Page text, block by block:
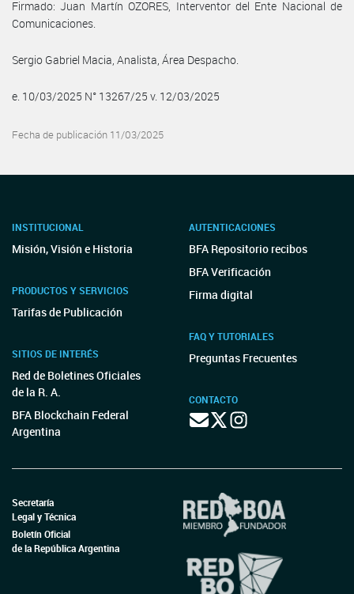
Firmado: Juan Martín OZORES, Interventor del Ente Nacional de
Comunicaciones.
Sergio Gabriel Macia, Analista, Área Despacho.
e. 10/03/2025 N° 13267/25 v. 12/03/2025
Fecha de publicación 11/03/2025
INSTITUCIONAL
Misión, Visión e Historia
PRODUCTOS Y SERVICIOS
Tarifas de Publicación
SITIOS DE INTERÉS
Red de Boletines Oficiales
de la R. A.
BFA Blockchain Federal
Argentina
AUTENTICACIONES
BFA Repositorio recibos
BFA Verificación
Firma digital
FAQ Y TUTORIALES
Preguntas Frecuentes
CONTACTO
Secretaría
Legal y Técnica
Boletín Oficial
de la República Argentina